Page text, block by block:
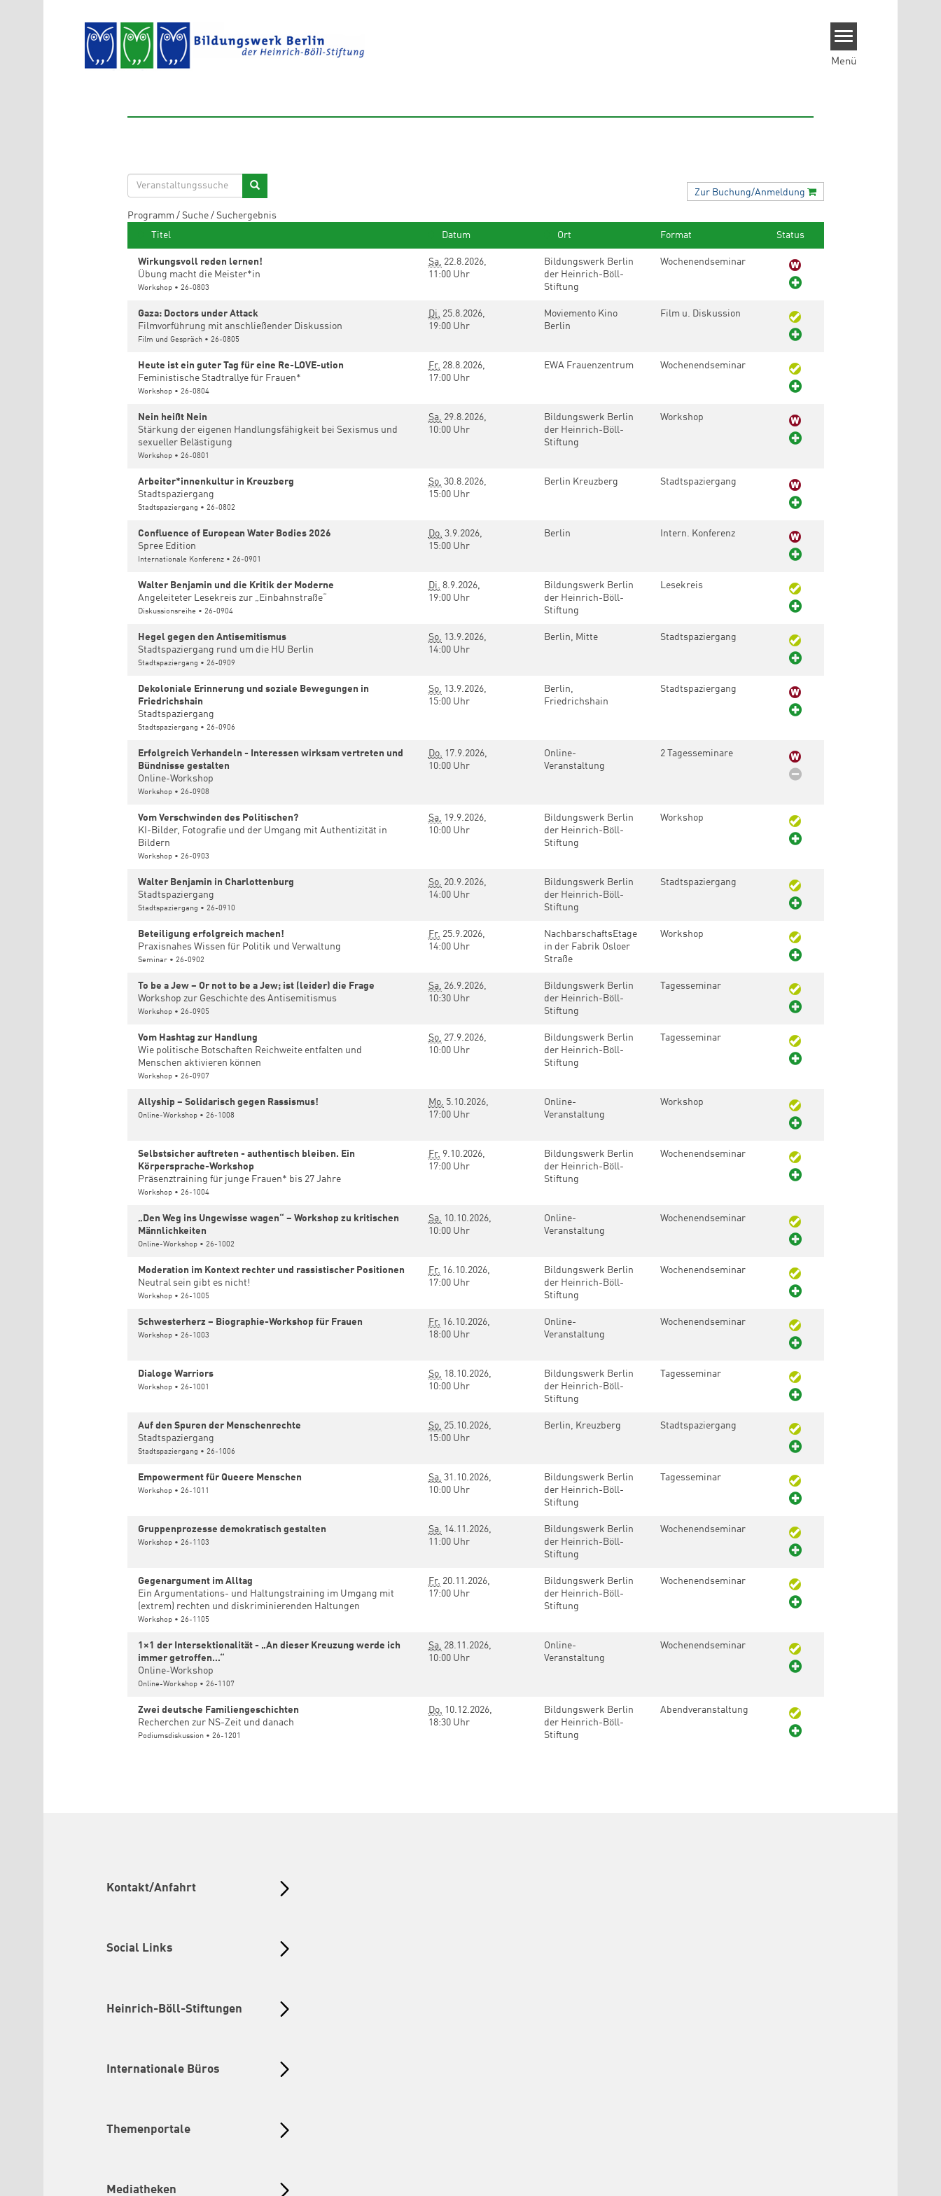
Menü
Zur Buchung/Anmeldung
Programm / Suche / Suchergebnis
Titel
Datum Ort Format Status
Wirkungsvoll reden lernen!
Übung macht die Meister*in
Workshop • 26-0803
Sa. 22.8.2026,
11:00 Uhr
Bildungswerk Berlin
der Heinrich-Böll-
Stiftung
Wochenendseminar
Gaza: Doctors under Attack
Filmvorführung mit anschließender Diskussion
Film und Gespräch • 26-0805
Di.
25.8.2026,
19:00 Uhr
Moviemento Kino
Berlin
Film u. Diskussion
Heute ist ein guter Tag für eine Re-LOVE-ution
Feministische Stadtrallye für Frauen*
Workshop • 26-0804
Fr. 28.8.2026,
17:00 Uhr
EWA Frauenzentrum Wochenendseminar
Nein heißt Nein
Stärkung der eigenen Handlungsfähigkeit bei Sexismus und
sexueller Belästigung
Workshop • 26-0801
Sa. 29.8.2026,
10:00 Uhr
Bildungswerk Berlin
der Heinrich-Böll-
Stiftung
Workshop
Arbeiter*innenkultur in Kreuzberg
Stadtspaziergang
Stadtspaziergang • 26-0802
So. 30.8.2026,
15:00 Uhr
Berlin Kreuzberg Stadtspaziergang
Confluence of European Water Bodies 2026
Spree Edition
Internationale Konferenz • 26-0901
Do. 3.9.2026,
15:00 Uhr
Berlin Intern. Konferenz
Walter Benjamin und die Kritik der Moderne
Angeleiteter Lesekreis zur „Einbahnstraße“
Diskussionsreihe • 26-0904
Di. 8.9.2026,
19:00 Uhr
Bildungswerk Berlin
der Heinrich-Böll-
Stiftung
Lesekreis
Hegel gegen den Antisemitismus
Stadtspaziergang rund um die HU Berlin
Stadtspaziergang • 26-0909
So. 13.9.2026,
14:00 Uhr
Berlin, Mitte Stadtspaziergang
Dekoloniale Erinnerung und soziale Bewegungen in
Friedrichshain
Stadtspaziergang
Stadtspaziergang • 26-0906
So. 13.9.2026,
15:00 Uhr
Berlin,
Friedrichshain
Stadtspaziergang
Erfolgreich Verhandeln - Interessen wirksam vertreten und
Bündnisse gestalten
Online-Workshop
Workshop • 26-0908
Do. 17.9.2026,
10:00 Uhr
Online-
Veranstaltung
2 Tagesseminare
Vom Verschwinden des Politischen?
KI-Bilder, Fotografie und der Umgang mit Authentizität in
Bildern
Workshop • 26-0903
Sa. 19.9.2026,
10:00 Uhr
Bildungswerk Berlin
der Heinrich-Böll-
Stiftung
Workshop
Walter Benjamin in Charlottenburg
Stadtspaziergang
Stadtspaziergang • 26-0910
So. 20.9.2026,
14:00 Uhr
Bildungswerk Berlin
der Heinrich-Böll-
Stiftung
Stadtspaziergang
Beteiligung erfolgreich machen!
Praxisnahes Wissen für Politik und Verwaltung
Seminar • 26-0902
Fr. 25.9.2026,
14:00 Uhr
NachbarschaftsEtage
in der Fabrik Osloer
Straße
Workshop
To be a Jew – Or not to be a Jew; ist (leider) die Frage
Workshop zur Geschichte des Antisemitismus
Workshop • 26-0905
Sa. 26.9.2026,
10:30 Uhr
Bildungswerk Berlin
der Heinrich-Böll-
Stiftung
Tagesseminar
Vom Hashtag zur Handlung
Wie politische Botschaften Reichweite entfalten und
Menschen aktivieren können
Workshop • 26-0907
So. 27.9.2026,
10:00 Uhr
Bildungswerk Berlin
der Heinrich-Böll-
Stiftung
Tagesseminar
Allyship – Solidarisch gegen Rassismus!
Online-Workshop • 26-1008
Mo. 5.10.2026,
17:00 Uhr
Online-
Veranstaltung
Workshop
Selbstsicher auftreten - authentisch bleiben. Ein
Körpersprache-Workshop
Präsenztraining für junge Frauen* bis 27 Jahre
Workshop • 26-1004
Fr. 9.10.2026,
17:00 Uhr
Bildungswerk Berlin
der Heinrich-Böll-
Stiftung
Wochenendseminar
„Den Weg ins Ungewisse wagen“ – Workshop zu kritischen
Männlichkeiten
Online-Workshop • 26-1002
Sa. 10.10.2026,
10:00 Uhr
Online-
Veranstaltung
Wochenendseminar
Moderation im Kontext rechter und rassistischer Positionen
Neutral sein gibt es nicht!
Workshop • 26-1005
Fr. 16.10.2026,
17:00 Uhr
Bildungswerk Berlin
der Heinrich-Böll-
Stiftung
Wochenendseminar
Schwesterherz – Biographie-Workshop für Frauen
Workshop • 26-1003
Fr. 16.10.2026,
18:00 Uhr
Online-
Veranstaltung
Wochenendseminar
Dialoge Warriors
Workshop • 26-1001
So. 18.10.2026,
10:00 Uhr
Bildungswerk Berlin
der Heinrich-Böll-
Stiftung
Tagesseminar
Auf den Spuren der Menschenrechte
Stadtspaziergang
Stadtspaziergang • 26-1006
So. 25.10.2026,
15:00 Uhr
Berlin, Kreuzberg Stadtspaziergang
Empowerment für Queere Menschen
Workshop • 26-1011
Sa. 31.10.2026,
10:00 Uhr
Bildungswerk Berlin
der Heinrich-Böll-
Stiftung
Tagesseminar
Gruppenprozesse demokratisch gestalten
Workshop • 26-1103
Sa. 14.11.2026,
11:00 Uhr
Bildungswerk Berlin
der Heinrich-Böll-
Stiftung
Wochenendseminar
Gegenargument im Alltag
Ein Argumentations- und Haltungstraining im Umgang mit
(extrem) rechten und diskriminierenden Haltungen
Workshop • 26-1105
Fr. 20.11.2026,
17:00 Uhr
Bildungswerk Berlin
der Heinrich-Böll-
Stiftung
Wochenendseminar
1×1 der Intersektionalität - „An dieser Kreuzung werde ich
immer getroffen…“
Online-Workshop
Online-Workshop • 26-1107
Sa. 28.11.2026,
10:00 Uhr
Online-
Veranstaltung
Wochenendseminar
Zwei deutsche Familiengeschichten
Recherchen zur NS-Zeit und danach
Podiumsdiskussion • 26-1201
Do. 10.12.2026,
18:30 Uhr
Bildungswerk Berlin
der Heinrich-Böll-
Stiftung
Abendveranstaltung
Kontakt/Anfahrt
Social Links
Heinrich-Böll-Stiftungen
Internationale Büros
Themenportale
Mediatheken